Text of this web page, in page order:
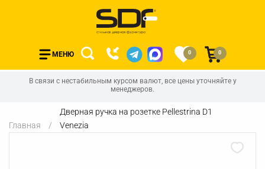
МЕНЮ 0 0
В связи с нестабильным курсом валют, все цены уточняйте у
менеджеров.
Главная
Дверная ручка на розетке Pellestrina D1
Venezia